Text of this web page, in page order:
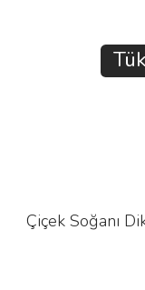
Çiçek Soğanı